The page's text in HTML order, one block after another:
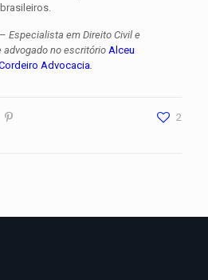
Especialista em Direito Civil e
advogado no escritório Alceu
Advocacia
2